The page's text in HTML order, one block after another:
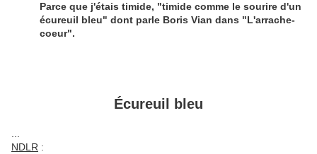
Parce que j'étais timide, "timide comme le sourire d'un
écureuil bleu" dont parle Boris Vian dans "L'arrache-
coeur".
Écureuil bleu
NDLR :